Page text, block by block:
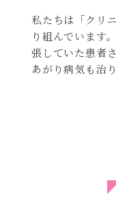
私たちは「クリ
り組んでいます
張していた患者
あがり病気も治